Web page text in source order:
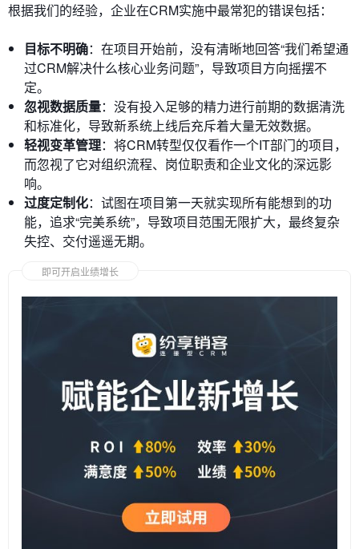
根据我们的经验，企业在CRM实施中最常犯的错误包括：
目标不明确：在项目开始前，没有清晰地回答“我们希望通
过CRM解决什么核心业务问题”，导致项目方向摇摆不
定。
忽视数据质量：没有投入足够的精力进行前期的数据清洗
和标准化，导致新系统上线后充斥着大量无效数据。
轻视变革管理：将CRM转型仅仅看作一个IT部门的项目，
而忽视了它对组织流程、岗位职责和企业文化的深远影
响。
过度定制化：试图在项目第一天就实现所有能想到的功
能，追求“完美系统”，导致项目范围无限扩大，最终复杂
失控、交付遥遥无期。
即可开启业绩增长